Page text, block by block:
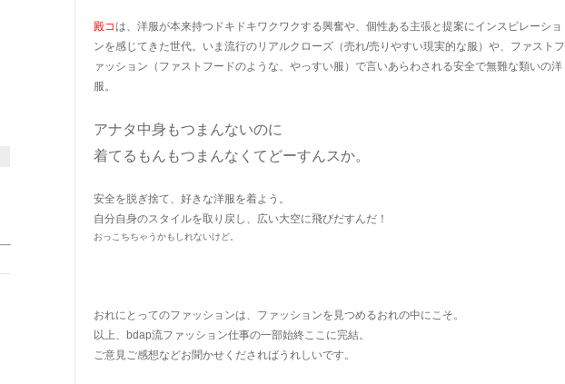
殿コ は、洋服が本来持つドキドキワクワクする興奮や、個性ある主張と提案にインスピレーショ
ンを感じてきた世代。いま流行のリアルクローズ（売れ/売りやすい現実的な服）や、ファストフ
ァッション（ファストフードのような、やっすい服）で言いあらわされる安全で無難な類いの洋
服。
アナタ中身もつまんないのに
着てるもんもつまんなくてどーすんスか。
安全を脱ぎ捨て、好きな洋服を着よう。
自分自身のスタイルを取り戻し、広い大空に飛びだすんだ！
おっこちちゃうかもしれないけど。
おれにとってのファッションは、ファッションを見つめるおれの中にこそ。
以上、bdap流ファッション仕事の一部始終ここに完結。
ご意見ご感想などお聞かせくださればうれしいです。